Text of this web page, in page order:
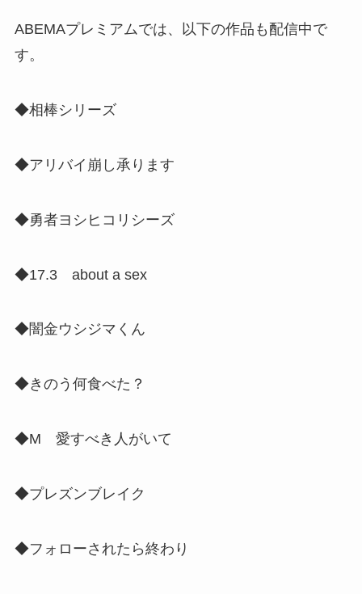
ABEMAプレミアムでは、以下の作品も配信中で
す。
◆相棒シリーズ
◆アリバイ崩し承ります
◆勇者ヨシヒコリシーズ
◆17.3 about a sex
◆闇金ウシジマくん
◆きのう何食べた？
◆M 愛すべき人がいて
◆プレズンブレイク
◆フォローされたら終わり